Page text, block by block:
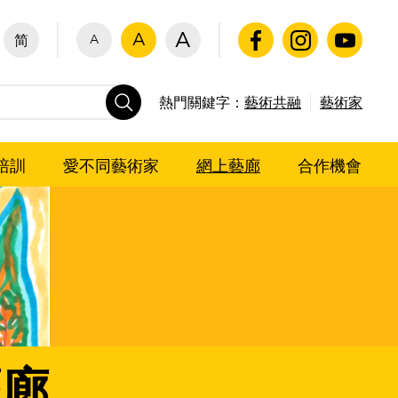
简 A A A
熱門關鍵字： 藝術共融 藝術家
訓 愛不同藝術家 網上藝廊 合作機會